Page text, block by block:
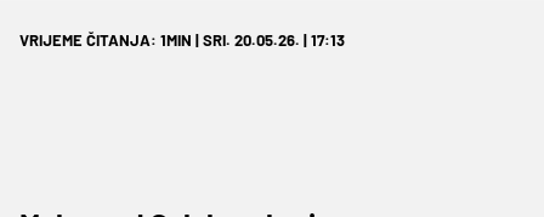
VRIJEME ČITANJA: 1MIN | SRI. 20.05.26. | 17:13